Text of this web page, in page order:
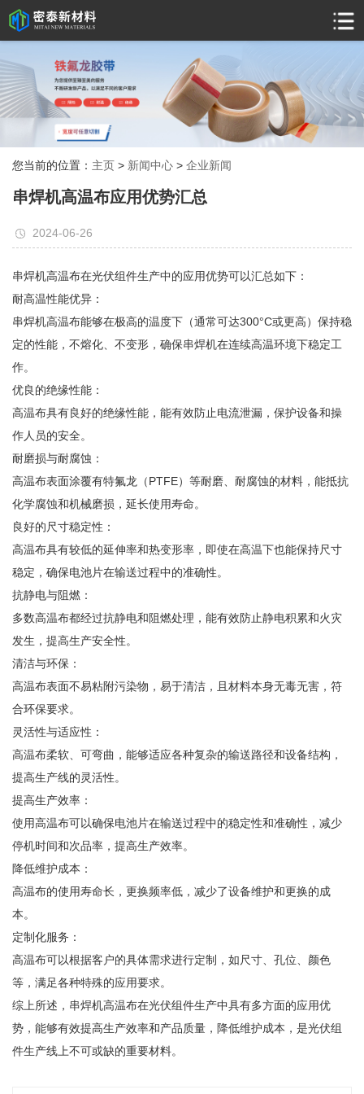
您当前的位置： 主页 > 新闻中心 > 企业新闻
串焊机高温布应用优势汇总
2024-06-26
串焊机高温布在光伏组件生产中的应用优势可以汇总如下：
耐高温性能优异：
串焊机高温布能够在极高的温度下（通常可达300°C或更高）保持稳
定的性能，不熔化、不变形，确保串焊机在连续高温环境下稳定工
作。
优良的绝缘性能：
高温布具有良好的绝缘性能，能有效防止电流泄漏，保护设备和操
作人员的安全。
耐磨损与耐腐蚀：
高温布表面涂覆有特氟龙（PTFE）等耐磨、耐腐蚀的材料，能抵抗
化学腐蚀和机械磨损，延长使用寿命。
良好的尺寸稳定性：
高温布具有较低的延伸率和热变形率，即使在高温下也能保持尺寸
稳定，确保电池片在输送过程中的准确性。
抗静电与阻燃：
多数高温布都经过抗静电和阻燃处理，能有效防止静电积累和火灾
发生，提高生产安全性。
清洁与环保：
高温布表面不易粘附污染物，易于清洁，且材料本身无毒无害，符
合环保要求。
灵活性与适应性：
高温布柔软、可弯曲，能够适应各种复杂的输送路径和设备结构，
提高生产线的灵活性。
提高生产效率：
使用高温布可以确保电池片在输送过程中的稳定性和准确性，减少
停机时间和次品率，提高生产效率。
降低维护成本：
高温布的使用寿命长，更换频率低，减少了设备维护和更换的成
本。
定制化服务：
高温布可以根据客户的具体需求进行定制，如尺寸、孔位、颜色
等，满足各种特殊的应用要求。
综上所述，串焊机高温布在光伏组件生产中具有多方面的应用优
势，能够有效提高生产效率和产品质量，降低维护成本，是光伏组
件生产线上不可或缺的重要材料。